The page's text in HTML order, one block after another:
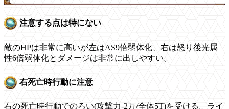
注意する点は特にない
敵のHPは非常に高いが左はAS9倍弱体化、右は怒り後光属
性6倍弱体化とダメージは非常に出しやすい。
右死亡時行動に注意
右の死亡時行動でのろい(攻撃力-2万/全体5T)を受ける。ライ